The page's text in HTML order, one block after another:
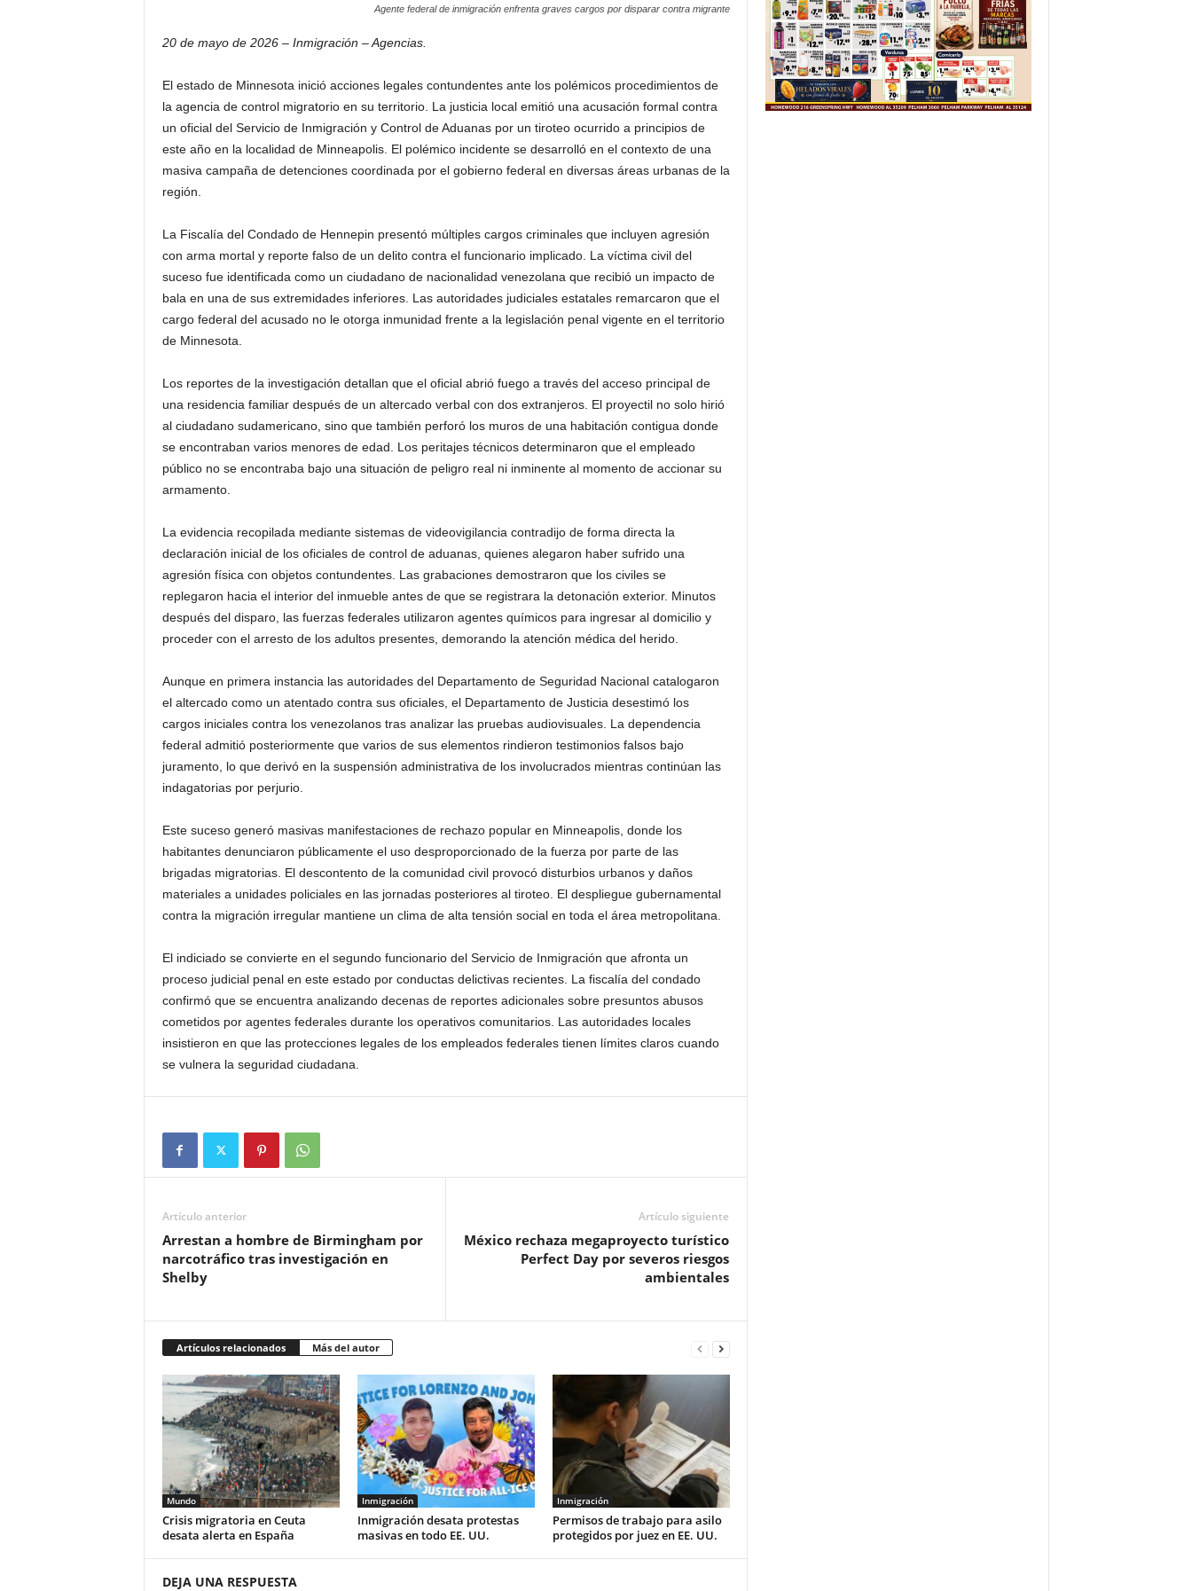
Agente federal de inmigración enfrenta graves cargos por disparar contra migrante
20 de mayo de 2026 – Inmigración – Agencias.
El estado de Minnesota inició acciones legales contundentes ante los polémicos procedimientos de
la agencia de control migratorio en su territorio. La justicia local emitió una acusación formal contra
un oficial del Servicio de Inmigración y Control de Aduanas por un tiroteo ocurrido a principios de
este año en la localidad de Minneapolis. El polémico incidente se desarrolló en el contexto de una
masiva campaña de detenciones coordinada por el gobierno federal en diversas áreas urbanas de la
región.
La Fiscalía del Condado de Hennepin presentó múltiples cargos criminales que incluyen agresión
con arma mortal y reporte falso de un delito contra el funcionario implicado. La víctima civil del
suceso fue identificada como un ciudadano de nacionalidad venezolana que recibió un impacto de
bala en una de sus extremidades inferiores. Las autoridades judiciales estatales remarcaron que el
cargo federal del acusado no le otorga inmunidad frente a la legislación penal vigente en el territorio
de Minnesota.
Los reportes de la investigación detallan que el oficial abrió fuego a través del acceso principal de
una residencia familiar después de un altercado verbal con dos extranjeros. El proyectil no solo hirió
al ciudadano sudamericano, sino que también perforó los muros de una habitación contigua donde
se encontraban varios menores de edad. Los peritajes técnicos determinaron que el empleado
público no se encontraba bajo una situación de peligro real ni inminente al momento de accionar su
armamento.
La evidencia recopilada mediante sistemas de videovigilancia contradijo de forma directa la
declaración inicial de los oficiales de control de aduanas, quienes alegaron haber sufrido una
agresión física con objetos contundentes. Las grabaciones demostraron que los civiles se
replegaron hacia el interior del inmueble antes de que se registrara la detonación exterior. Minutos
después del disparo, las fuerzas federales utilizaron agentes químicos para ingresar al domicilio y
proceder con el arresto de los adultos presentes, demorando la atención médica del herido.
Aunque en primera instancia las autoridades del Departamento de Seguridad Nacional catalogaron
el altercado como un atentado contra sus oficiales, el Departamento de Justicia desestimó los
cargos iniciales contra los venezolanos tras analizar las pruebas audiovisuales. La dependencia
federal admitió posteriormente que varios de sus elementos rindieron testimonios falsos bajo
juramento, lo que derivó en la suspensión administrativa de los involucrados mientras continúan las
indagatorias por perjurio.
Este suceso generó masivas manifestaciones de rechazo popular en Minneapolis, donde los
habitantes denunciaron públicamente el uso desproporcionado de la fuerza por parte de las
brigadas migratorias. El descontento de la comunidad civil provocó disturbios urbanos y daños
materiales a unidades policiales en las jornadas posteriores al tiroteo. El despliegue gubernamental
contra la migración irregular mantiene un clima de alta tensión social en toda el área metropolitana.
El indiciado se convierte en el segundo funcionario del Servicio de Inmigración que afronta un
proceso judicial penal en este estado por conductas delictivas recientes. La fiscalía del condado
confirmó que se encuentra analizando decenas de reportes adicionales sobre presuntos abusos
cometidos por agentes federales durante los operativos comunitarios. Las autoridades locales
insistieron en que las protecciones legales de los empleados federales tienen límites claros cuando
se vulnera la seguridad ciudadana.
Artículo anterior
Arrestan a hombre de Birmingham por
narcotráfico tras investigación en
Shelby
Artículo siguiente
México rechaza megaproyecto turístico
Perfect Day por severos riesgos
ambientales
Artículos relacionados Más del autor
Mundo
Crisis migratoria en Ceuta
desata alerta en España
Inmigración
Inmigración desata protestas
masivas en todo EE. UU.
Inmigración
Permisos de trabajo para asilo
protegidos por juez en EE. UU.
DEJA UNA RESPUESTA